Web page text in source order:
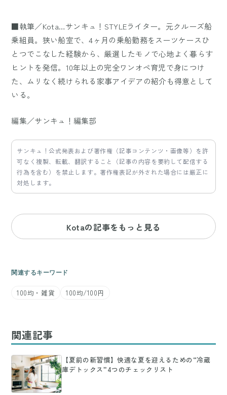
■執筆／Kota…サンキュ！STYLEライター。元クルーズ船
乗組員。狭い船室で、4ヶ月の乗船勤務をスーツケースひ
とつでこなした経験から、厳選したモノで心地よく暮らす
ヒントを発信。10年以上の完全ワンオペ育児で身につけ
た、ムリなく続けられる家事アイデアの紹介も得意として
いる。
編集／サンキュ！編集部
サンキュ！公式発表および著作権（記事コンテンツ・画像等）を許
可なく複製、転載、翻訳すること（記事の内容を要約して配信する
行為を含む）を禁止します。著作権表記が外された場合には厳正に
対処します。
Kotaの記事をもっと見る
関連するキーワード
100均・雑貨 100均/100円
関連記事
【夏前の新習慣】快適な夏を迎えるための“冷蔵
庫デトックス”4つのチェックリスト